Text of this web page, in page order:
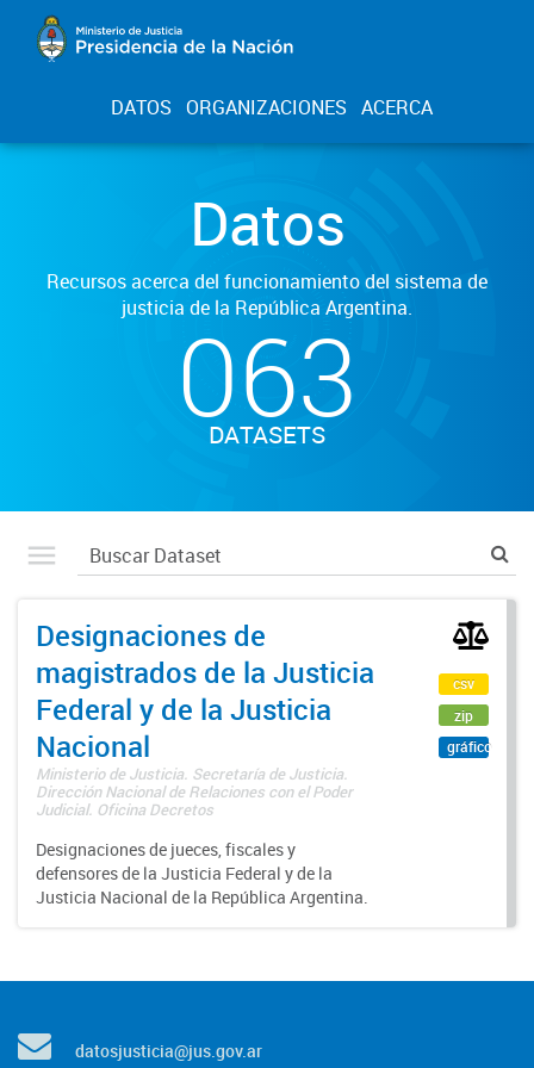
DATOS ORGANIZACIONES ACERCA
Datos
Recursos acerca del funcionamiento del sistema de
justicia de la República Argentina.
063
DATASETS
Designaciones de
magistrados de la Justicia
Federal y de la Justicia
Nacional
Ministerio de Justicia. Secretaría de Justicia.
Dirección Nacional de Relaciones con el Poder
Judicial. Oficina Decretos
Designaciones de jueces, fiscales y
defensores de la Justicia Federal y de la
Justicia Nacional de la República Argentina.
csv
zip
gráfico
datosjusticia@jus.gov.ar